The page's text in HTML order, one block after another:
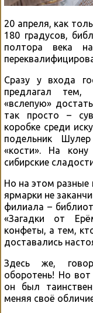
20 апреля, как
180 градусов,
полтора века
Сразу у входа
предлагал тем,
«вслепую»
так просто –
коробке среди
подельник
«кости». На
сибирские
Но на этом разные
ярмарки не
филиала –
«Загадки от
конфеты, а тем,
доставались
Здесь же,
оборотень! Но
он был
меняя своё